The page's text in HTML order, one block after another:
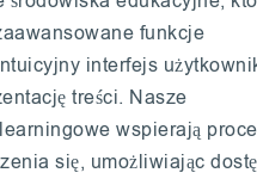
funkcje
interfejs
treści. Nasze
wspierają
się, umożliwiając